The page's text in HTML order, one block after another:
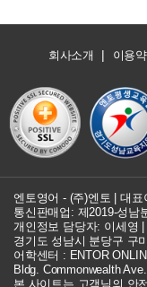
회사소개 | 이용
엔토영어 - (주)엔토 | 대표
통신판매업: 제2019-성남
개인정보 담당자: 이세영
경기도 성남시 분당구 구
어학센터 : ENTOR
Bldg. Commonwealth
본 사이트는 고객님의 안